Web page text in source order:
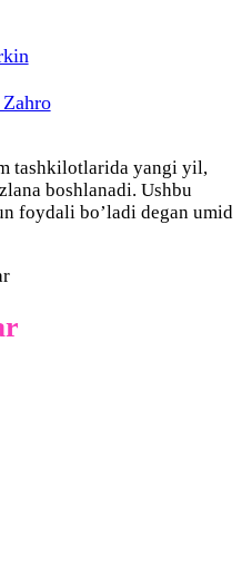
tashkilotlarida yangi yil,
boshlanadi. Ushbu
foydali bo’ladi degan umid